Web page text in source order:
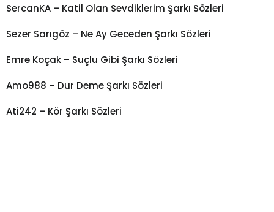
SercanKA – Katil Olan Sevdiklerim Şarkı Sözleri
Sezer Sarıgöz – Ne Ay Geceden Şarkı Sözleri
Emre Koçak – Suçlu Gibi Şarkı Sözleri
Amo988 – Dur Deme Şarkı Sözleri
Ati242 – Kör Şarkı Sözleri